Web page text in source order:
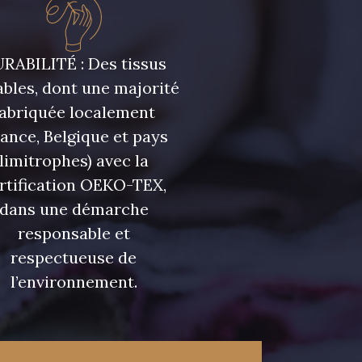
: Des tissus
dont une majorité
localement
Belgique et pays
avec la
OEKO-TEX,
une démarche
responsable et
respectueuse de
l’environnement.